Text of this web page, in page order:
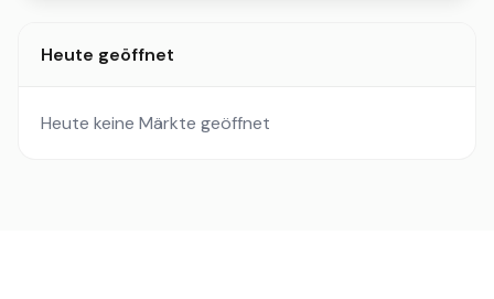
Heute geöffnet
Heute keine Märkte geöffnet